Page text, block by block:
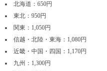
北海道：650円
東北：950円
関東：1,050円
信越・北陸・東海：1,080円
近畿・中国・四国：1,170円
九州：1,300円